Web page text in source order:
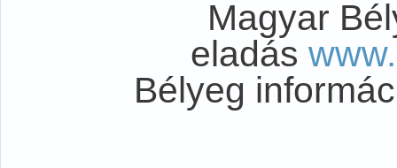
Magyar
eladás
Bélyeg